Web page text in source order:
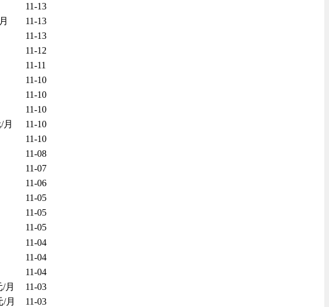
11-13
11-13
11-13
11-12
11-11
11-10
11-10
11-10
月
11-10
11-10
11-08
11-07
11-06
11-05
11-05
11-05
11-04
11-04
11-04
月
11-03
/月
11-03